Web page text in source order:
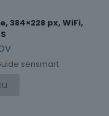
384×228 px, WiFi,
sensmart